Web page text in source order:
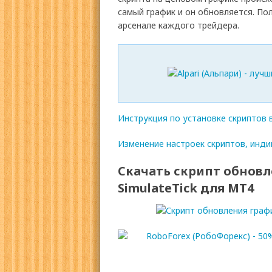
самый график и он обновляется.
арсенале каждого трейдера.
Инструкция по установке
Изменение настроек скриптов,
Скачать скрипт
SimulateTick для МТ4